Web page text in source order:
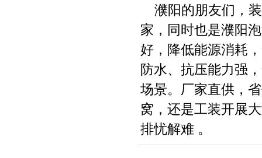
濮阳的朋友们，
家，同时也是濮阳
好，降低能源消耗
防水、抗压能力强
场景。厂家直供，
窝，还是工装开展
排忧解难 。